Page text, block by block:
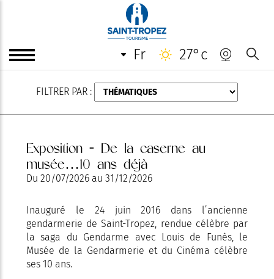
fr 27°c
FILTRER PAR :
Exposition - De la caserne au
musée…10 ans déjà
Du 20/07/2026 au 31/12/2026
Inauguré le 24 juin 2016 dans l’ancienne
gendarmerie de Saint-Tropez, rendue célèbre par
la saga du Gendarme avec Louis de Funès, le
Musée de la Gendarmerie et du Cinéma célèbre
ses 10 ans.